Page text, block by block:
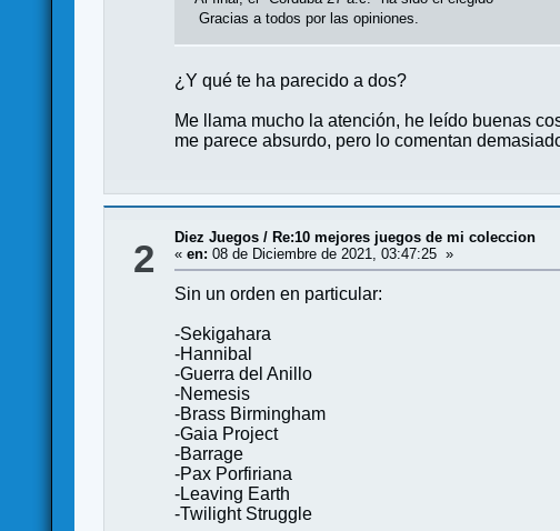
Gracias a todos por las opiniones.
¿Y qué te ha parecido a dos?
Me llama mucho la atención, he leído buenas
me parece absurdo, pero lo comentan
2 Diez Juegos / Re:10 mejores juegos de mi coleccion
«en: 08 de Diciembre de 2021, 03:47:25 »
Sin un orden en particular:
-Sekigahara
-Hannibal
-Guerra del Anillo
-Nemesis
-Brass Birmingham
-Gaia Project
-Barrage
-Pax Porfiriana
-Leaving Earth
-Twilight Struggle